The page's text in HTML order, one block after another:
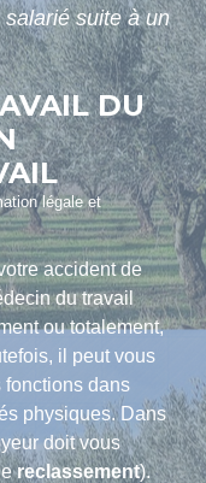
suite à un
DU
légale et
accident de
du travail
ou totalement,
il peut vous
fonctions dans
physiques. Dans
doit vous
reclassement).